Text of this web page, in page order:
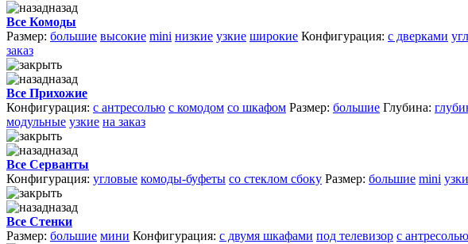
назад
Все Комоды
Размер: большие высокие mini низкие узкие широкие Конфигурация: с дверками
заказ
назад
Все Прихожие
Конфигурация: с антресолью с комодом со шкафом Размер: большие Глубина:
модульные узкие на заказ
назад
Все Серванты
Конфигурация: угловые комоды-буфеты со стеклом сбоку Размер: большие mini
назад
Все Стенки
Размер: большие мини Конфигурация: с двумя шкафами под телевизор с антресолью